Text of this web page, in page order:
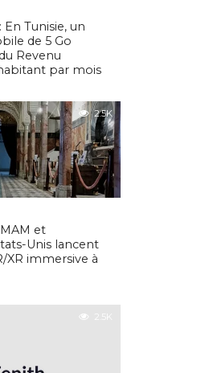
Tunisie, un
de 5 Go
Revenu
par mois
2.5K
et
Unis lancent
XR immersive à
2.5K